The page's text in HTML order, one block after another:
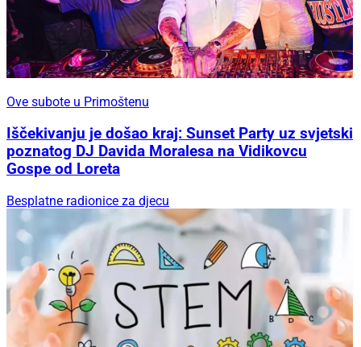
Ove subote u Primoštenu
Iščekivanju je došao kraj: Sunset Party uz svjetski
poznatog DJ Davida Moralesa na Vidikovcu
Gospe od Loreta
Besplatne radionice za djecu